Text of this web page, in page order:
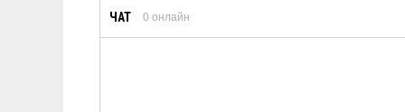
ЧАТ 0 онлайн